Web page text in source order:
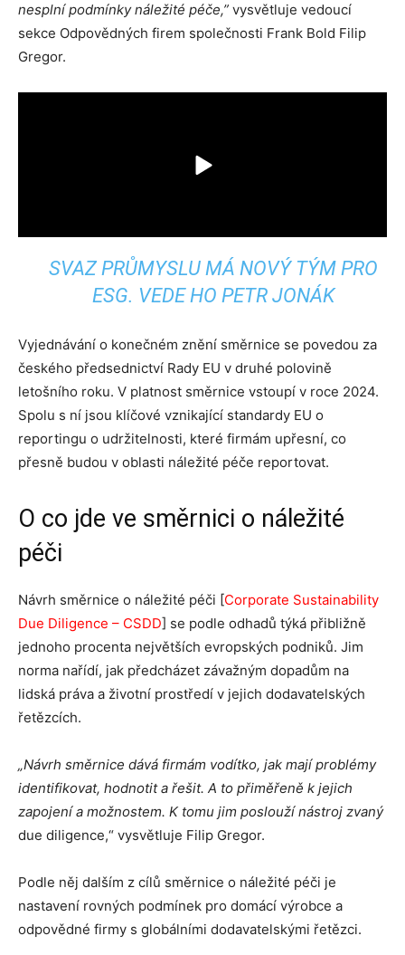
nesplní podmínky náležité péče,” vysvětluje vedoucí
sekce Odpovědných firem společnosti Frank Bold Filip
Gregor.
SVAZ PRŮMYSLU MÁ NOVÝ TÝM PRO
ESG. VEDE HO PETR JONÁK
Vyjednávání o konečném znění směrnice se povedou za
českého předsednictví Rady EU v druhé polovině
letošního roku. V platnost směrnice vstoupí v roce 2024.
Spolu s ní jsou klíčové vznikající standardy EU o
reportingu o udržitelnosti, které firmám upřesní, co
přesně budou v oblasti náležité péče reportovat.
O co jde ve směrnici o náležité
péči
Návrh směrnice o náležité péči [Corporate Sustainability
Due Diligence – CSDD] se podle odhadů týká přibližně
jednoho procenta největších evropských podniků. Jim
norma nařídí, jak předcházet závažným dopadům na
lidská práva a životní prostředí v jejich dodavatelských
řetězcích.
„Návrh směrnice dává firmám vodítko, jak mají problémy
identifikovat, hodnotit a řešit. A to přiměřeně k jejich
zapojení a možnostem. K tomu jim poslouží nástroj zvaný
due diligence,“ vysvětluje Filip Gregor.
Podle něj dalším z cílů směrnice o náležité péči je
nastavení rovných podmínek pro domácí výrobce a
odpovědné firmy s globálními dodavatelskými řetězci.